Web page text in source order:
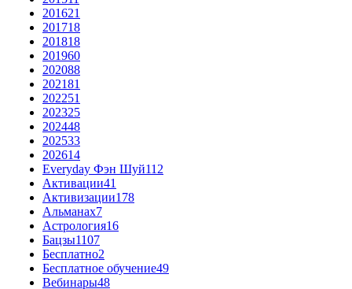
201621
201718
201818
201960
202088
202181
202251
202325
202448
202533
202614
Everyday Фэн Шуй112
Активации41
Активизации178
Альманах7
Астрология16
Бацзы1107
Бесплатно2
Бесплатное обучение49
Вебинары48